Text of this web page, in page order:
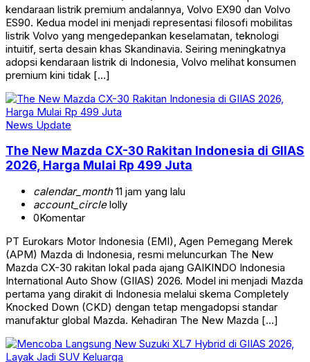
kendaraan listrik premium andalannya, Volvo EX90 dan Volvo
ES90. Kedua model ini menjadi representasi filosofi mobilitas
listrik Volvo yang mengedepankan keselamatan, teknologi
intuitif, serta desain khas Skandinavia. Seiring meningkatnya
adopsi kendaraan listrik di Indonesia, Volvo melihat konsumen
premium kini tidak […]
News Update
The New Mazda CX-30 Rakitan Indonesia di GIIAS
2026, Harga Mulai Rp 499 Juta
calendar_month11 jam yang lalu
account_circlelolly
0Komentar
PT Eurokars Motor Indonesia (EMI), Agen Pemegang Merek
(APM) Mazda di Indonesia, resmi meluncurkan The New
Mazda CX-30 rakitan lokal pada ajang GAIKINDO Indonesia
International Auto Show (GIIAS) 2026. Model ini menjadi Mazda
pertama yang dirakit di Indonesia melalui skema Completely
Knocked Down (CKD) dengan tetap mengadopsi standar
manufaktur global Mazda. Kehadiran The New Mazda […]